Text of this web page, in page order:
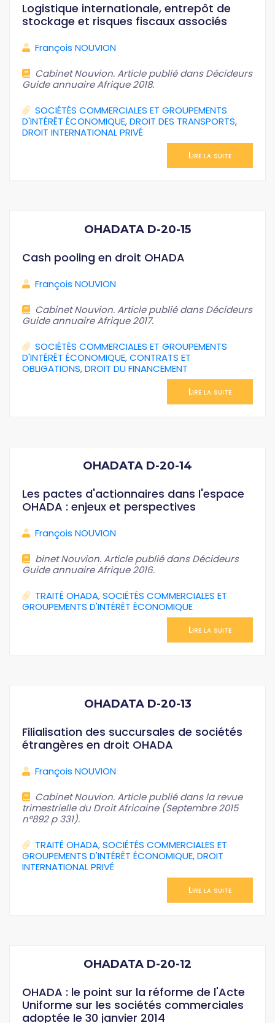
Logistique internationale, entrepôt de
stockage et risques fiscaux associés
François NOUVION
Cabinet Nouvion. Article publié dans Décideurs
Guide annuaire Afrique 2018.
SOCIÉTÉS COMMERCIALES ET GROUPEMENTS
D'INTÉRÊT ÉCONOMIQUE,DROIT DES TRANSPORTS,
DROIT INTERNATIONAL PRIVÉ
Lire la suite
OHADATA D-20-15
Cash pooling en droit OHADA
François NOUVION
Cabinet Nouvion. Article publié dans Décideurs
Guide annuaire Afrique 2017.
SOCIÉTÉS COMMERCIALES ET GROUPEMENTS
D'INTÉRÊT ÉCONOMIQUE,CONTRATS ET
OBLIGATIONS,DROIT DU FINANCEMENT
Lire la suite
OHADATA D-20-14
Les pactes d'actionnaires dans l'espace
OHADA : enjeux et perspectives
François NOUVION
binet Nouvion. Article publié dans Décideurs
Guide annuaire Afrique 2016.
TRAITÉ OHADA,SOCIÉTÉS COMMERCIALES ET
GROUPEMENTS D'INTÉRÊT ÉCONOMIQUE
Lire la suite
OHADATA D-20-13
Filialisation des succursales de sociétés
étrangères en droit OHADA
François NOUVION
Cabinet Nouvion. Article publié dans la revue
trimestrielle du Droit Africaine (Septembre 2015
n°892 p 331).
TRAITÉ OHADA,SOCIÉTÉS COMMERCIALES ET
GROUPEMENTS D'INTÉRÊT ÉCONOMIQUE,DROIT
INTERNATIONAL PRIVÉ
Lire la suite
OHADATA D-20-12
OHADA : le point sur la réforme de l'Acte
Uniforme sur les sociétés commerciales
adoptée le 30 janvier 2014